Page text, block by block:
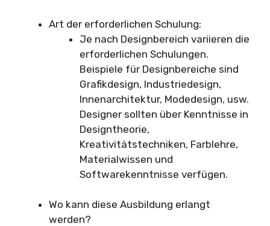
Art der erforderlichen Schulung:
Je nach Designbereich variieren die
erforderlichen Schulungen.
Beispiele für Designbereiche sind
Grafikdesign, Industriedesign,
Innenarchitektur, Modedesign, usw.
Designer sollten über Kenntnisse in
Designtheorie,
Kreativitätstechniken, Farblehre,
Materialwissen und
Softwarekenntnisse verfügen.
Wo kann diese Ausbildung erlangt
werden?